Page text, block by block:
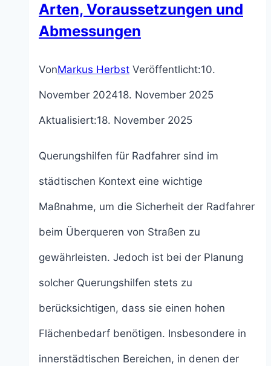
Arten, Voraussetzungen und
Abmessungen
VonMarkus Herbst Veröffentlicht:10.
November 202418. November 2025
Aktualisiert:18. November 2025
Querungshilfen für Radfahrer sind im
städtischen Kontext eine wichtige
Maßnahme, um die Sicherheit der Radfahrer
beim Überqueren von Straßen zu
gewährleisten. Jedoch ist bei der Planung
solcher Querungshilfen stets zu
berücksichtigen, dass sie einen hohen
Flächenbedarf benötigen. Insbesondere in
innerstädtischen Bereichen, in denen der